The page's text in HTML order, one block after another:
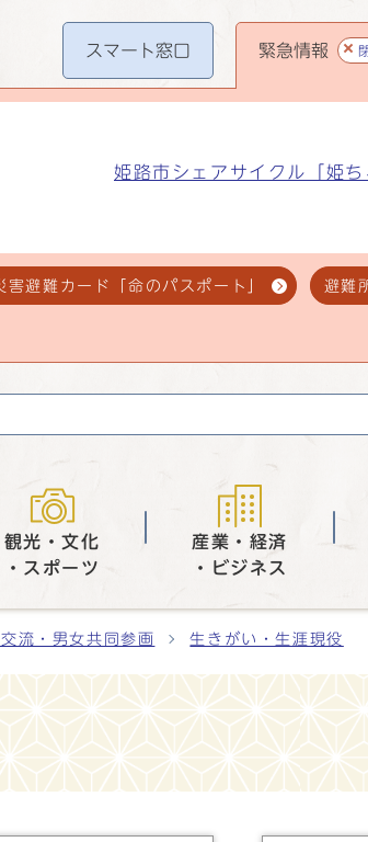
スマート窓口 緊急情報
姫路市シェアサイクル「姫
害避難カード「命のパスポート」 避難
観光・文化
・スポーツ
産業・経済
・ビジネス
流・男女共同参画 生きがい・生涯現役